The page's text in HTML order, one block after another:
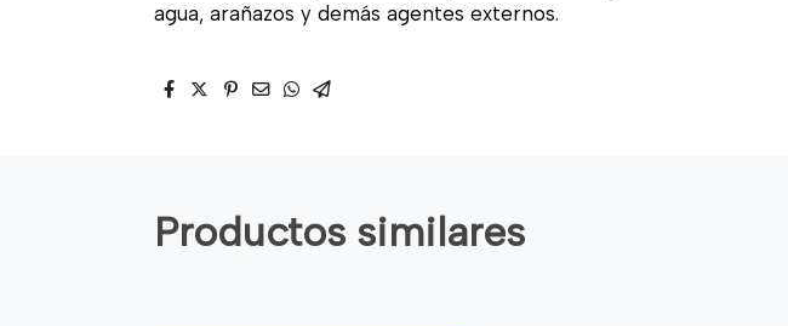
agua, arañazos y demás agentes externos.
Productos similares